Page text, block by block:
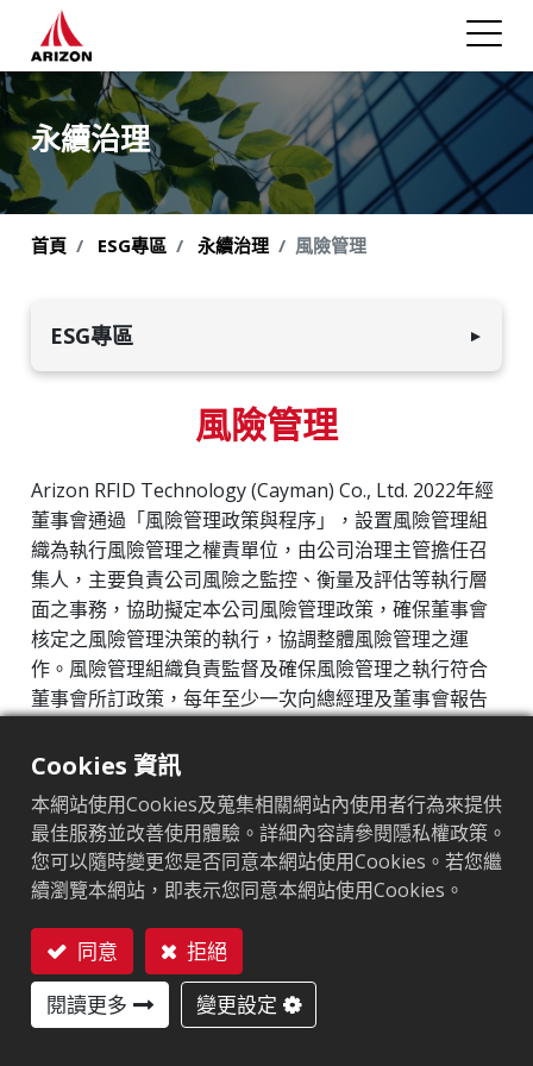
永續治理
首頁 ESG專區 永續治理 風險管理
ESG專區 ▼
永續治理
ESG 組織
永續發展推動計畫
企業永續
風險管理
資訊安全管理
智慧財產管理計畫
供應鏈管理
產品永續
高階主管薪酬制度
個人資料保護與隱私管理政策
利害關係人
風險管理
Arizon RFID Technology (Cayman) Co., Ltd. 2022年經
董事會通過「風險管理政策與程序」，設置風險管理組
織為執行風險管理之權責單位，由公司治理主管擔任召
集人，主要負責公司風險之監控、衡量及評估等執行層
面之事務，協助擬定本公司風險管理政策，確保董事會
核定之風險管理決策的執行，協調整體風險管理之運
作。風險管理組織負責監督及確保風險管理之執行符合
董事會所訂政策，每年至少一次向總經理及董事會報告
運作情形：
2025/11/11 董事會_修訂「風險管理政策與作業程
序」、2025年度風險管理情形報告
2025/12/23 永續發展委員會_報告本公司風險管理小組
風險管理組織
Cookies 資訊
本網站使用Cookies及蒐集相關網站內使用者行為來提供
最佳服務並改善使用體驗。詳細內容請參閱隱私權政策。
您可以隨時變更您是否同意本網站使用Cookies。若您繼
續瀏覽本網站，即表示您同意本網站使用Cookies。
同意
拒絕
閱讀更多
變更設定